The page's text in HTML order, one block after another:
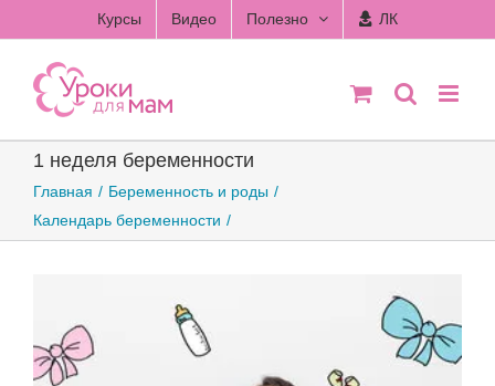
to
content
Курсы Видео Полезно ЛК
1 неделя беременности
Главная
Беременность и роды
Календарь беременности